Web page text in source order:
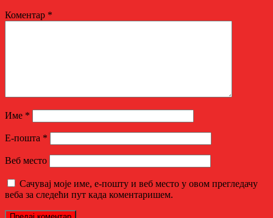
Коментар *
Име *
Е-пошта *
Веб место
Сачувај моје име, е-пошту и веб место у овом прегледачу
веба за следећи пут када коментаришем.